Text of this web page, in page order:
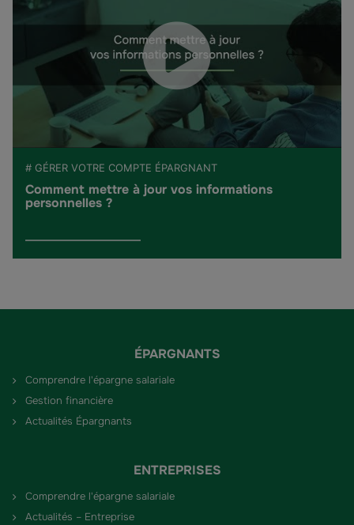
# GÉRER VOTRE COMPTE ÉPARGNANT
Comment mettre à jour vos informations
personnelles ?
ÉPARGNANTS
Comprendre l'épargne salariale
Gestion financière
Actualités Épargnants
ENTREPRISES
Comprendre l'épargne salariale
Actualités – Entreprise